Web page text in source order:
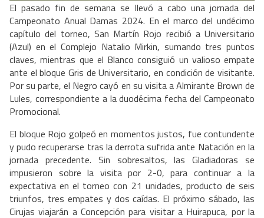
El pasado fin de semana se llevó a cabo una jornada del
Campeonato Anual Damas 2024. En el marco del undécimo
capítulo del torneo, San Martín Rojo recibió a Universitario
(Azul) en el Complejo Natalio Mirkin, sumando tres puntos
claves, mientras que el Blanco consiguió un valioso empate
ante el bloque Gris de Universitario, en condición de visitante.
Por su parte, el Negro cayó en su visita a Almirante Brown de
Lules, correspondiente a la duodécima fecha del Campeonato
Promocional.
El bloque Rojo golpeó en momentos justos, fue contundente
y pudo recuperarse tras la derrota sufrida ante Natación en la
jornada precedente. Sin sobresaltos, las Gladiadoras se
impusieron sobre la visita por 2-0, para continuar a la
expectativa en el torneo con 21 unidades, producto de seis
triunfos, tres empates y dos caídas. El próximo sábado, las
Cirujas viajarán a Concepción para visitar a Huirapuca, por la